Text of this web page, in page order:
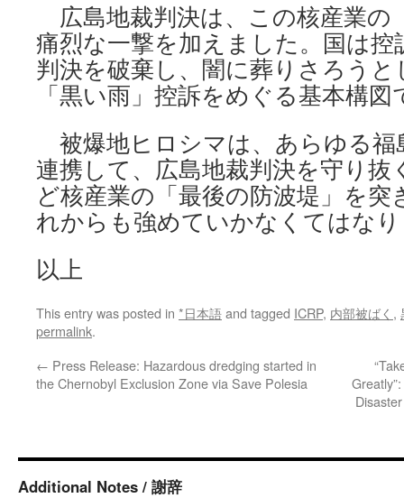
広島地裁判決は、この核産業の
痛烈な一撃を加えました。国は
判決を破棄し、闇に葬りさろう
「黒い雨」控訴をめぐる基本構図
被爆地ヒロシマは、あらゆる福
連携して、広島地裁判決を守り抜
ど核産業の「最後の防波堤」を
れからも強めていかなくてはな
以上
This entry was posted in *日本語and tagged ICRP, 内部被ばく ,
permalink.
← Press Release: Hazardous dredging started in
the Chernobyl Exclusion Zone via Save Polesia
Additional Notes / 謝辞